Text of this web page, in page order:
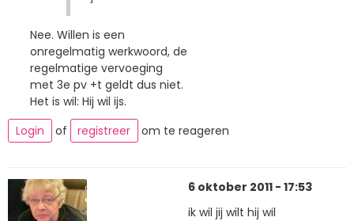
Nee. Willen is een
onregelmatig werkwoord, de
regelmatige vervoeging
met 3e pv +t geldt dus niet.
Het is wil: Hij wil ijs.
Login
of registreer om te reageren
6 oktober 2011 - 17:53
ik wil jij wilt hij wil